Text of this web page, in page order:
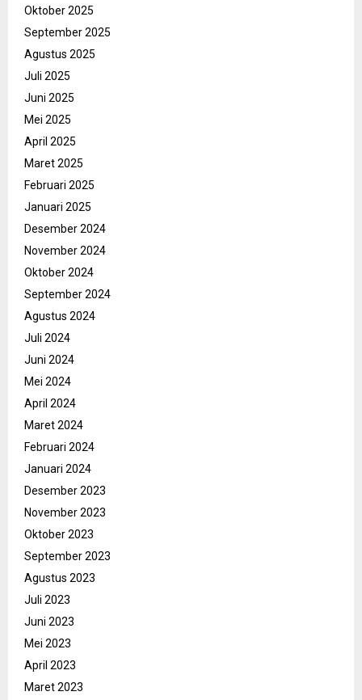
Oktober 2025
September 2025
Agustus 2025
Juli 2025
Juni 2025
Mei 2025
April 2025
Maret 2025
Februari 2025
Januari 2025
Desember 2024
November 2024
Oktober 2024
September 2024
Agustus 2024
Juli 2024
Juni 2024
Mei 2024
April 2024
Maret 2024
Februari 2024
Januari 2024
Desember 2023
November 2023
Oktober 2023
September 2023
Agustus 2023
Juli 2023
Juni 2023
Mei 2023
April 2023
Maret 2023